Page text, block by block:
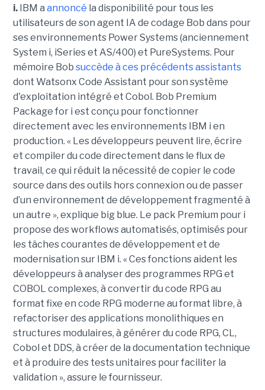
i.IBM a annoncé la disponibilité pour tous les
utilisateurs de son agent IA de codage Bob dans pour
ses environnements Power Systems (anciennement
System i, iSeries et AS/400) et PureSystems. Pour
mémoire Bob succède à ces précédents assistants
dont Watsonx Code Assistant pour son système
d'exploitation intégré et Cobol. Bob Premium
Package for i est conçu pour fonctionner
directement avec les environnements IBM i en
production. « Les développeurs peuvent lire, écrire
et compiler du code directement dans le flux de
travail, ce qui réduit la nécessité de copier le code
source dans des outils hors connexion ou de passer
d’un environnement de développement fragmenté à
un autre », explique big blue. Le pack Premium pour i
propose des workflows automatisés, optimisés pour
les tâches courantes de développement et de
modernisation sur IBM i. « Ces fonctions aident les
développeurs à analyser des programmes RPG et
COBOL complexes, à convertir du code RPG au
format fixe en code RPG moderne au format libre, à
refactoriser des applications monolithiques en
structures modulaires, à générer du code RPG, CL,
Cobol et DDS, à créer de la documentation technique
et à produire des tests unitaires pour faciliter la
validation », assure le fournisseur.